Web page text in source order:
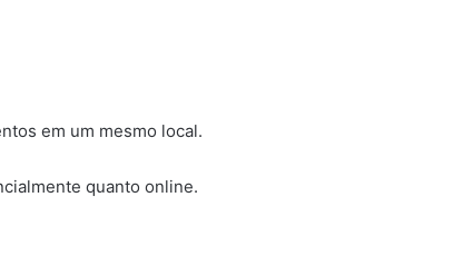
em um mesmo local.
quanto online.